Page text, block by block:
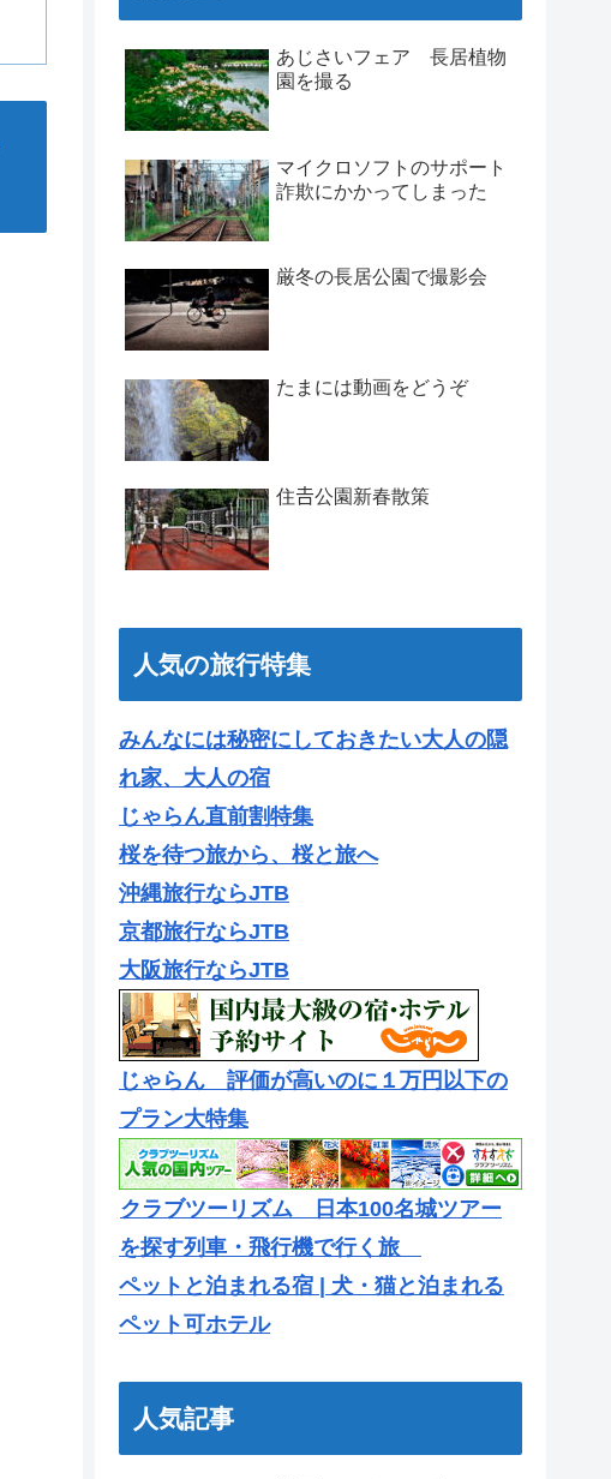
あじさいフェア 長居植物
園を撮る
マイクロソフトのサポート
詐欺にかかってしまった
厳冬の長居公園で撮影会
たまには動画をどうぞ
住𠮷公園新春散策
人気の旅行特集
みんなには秘密にしておきたい大人の隠
れ家、大人の宿
じゃらん直前割特集
桜を待つ旅から、桜と旅へ
沖縄旅行ならJTB
京都旅行ならJTB
大阪旅行ならJTB
じゃらん 評価が高いのに１万円以下の
プラン大特集
クラブツーリズム 日本100名城ツアー
を探す列車・飛行機で行く旅
ペットと泊まれる宿 | 犬・猫と泊まれる
ペット可ホテル
人気記事